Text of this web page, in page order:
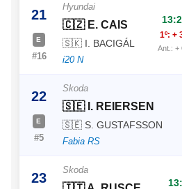
21
E
#16
Hyundai
🇨🇿 E. CAIS
🇸🇰 I. BACIGÁL
i20 N
1º: +
Ant.: +
22
E
#5
Skoda
🇸🇪 I. REIERSEN
🇸🇪 S. GUSTAFSSON
Fabia RS
23
Skoda